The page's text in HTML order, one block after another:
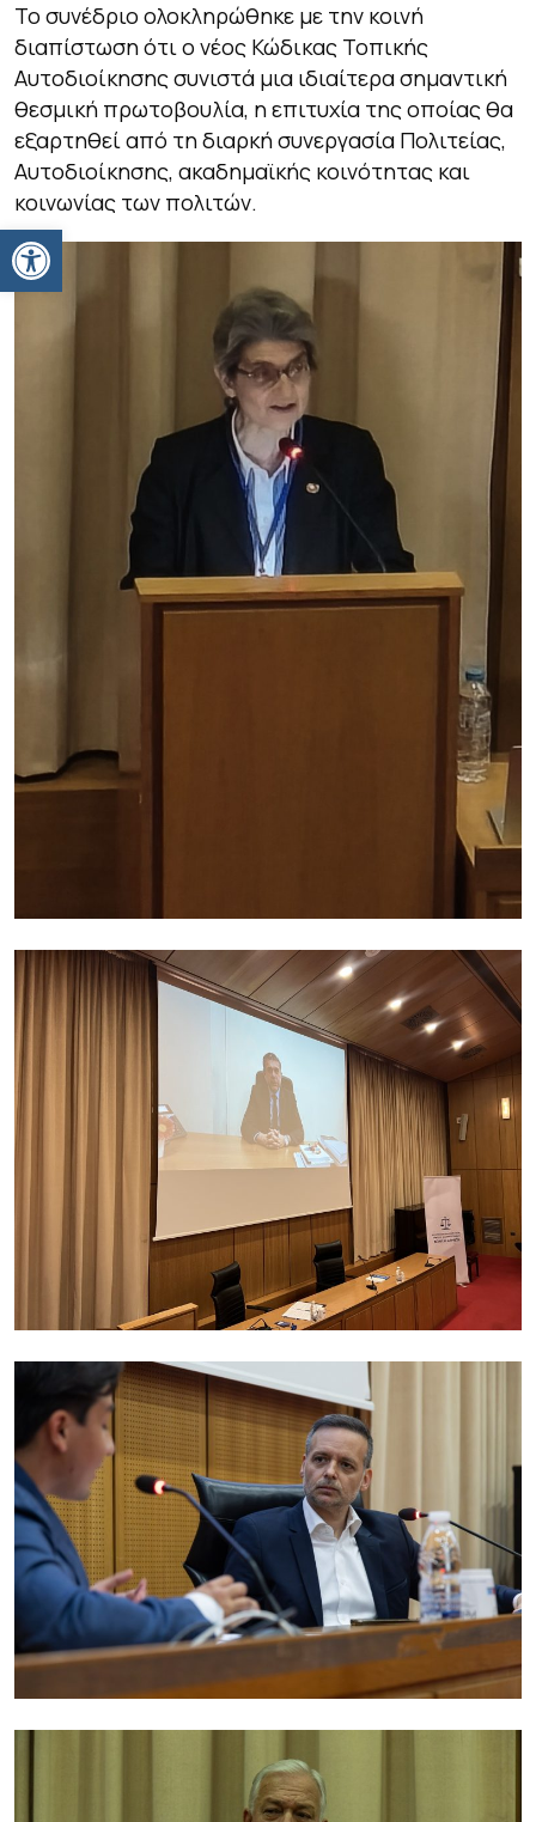
Ανοίξτε τη γραμμή εργαλείων
Το συνέδριο ολοκληρώθηκε με την κοινή
διαπίστωση ότι ο νέος Κώδικας Τοπικής
Αυτοδιοίκησης συνιστά μια ιδιαίτερα σημαντική
θεσμική πρωτοβουλία, η επιτυχία της οποίας θα
εξαρτηθεί από τη διαρκή συνεργασία Πολιτείας,
Αυτοδιοίκησης, ακαδημαϊκής κοινότητας και
κοινωνίας των πολιτών.